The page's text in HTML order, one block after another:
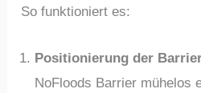
So funktioniert es:
Positionierung der
NoFloods Barrier mühelos